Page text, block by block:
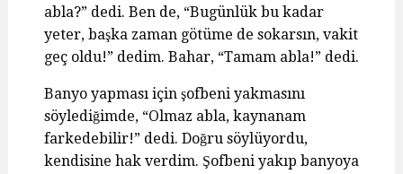
abla?” dedi. Ben de, “Bugünlük bu kadar
yeter, başka zaman götüme de sokarsın, vakit
geç oldu!” dedim. Bahar, “Tamam abla!” dedi.
Banyo yapması için şofbeni yakmasını
söylediğimde, “Olmaz abla, kaynanam
farkedebilir!” dedi. Doğru söylüyordu,
kendisine hak verdim. Şofbeni yakıp banyoya